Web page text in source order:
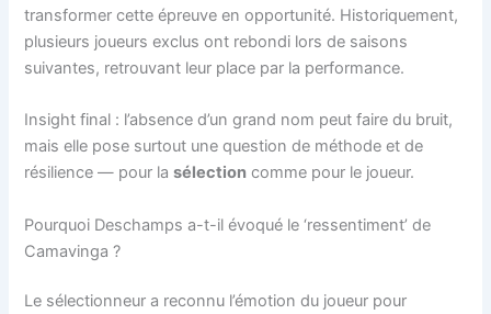
transformer cette épreuve en opportunité. Historiquement,
plusieurs joueurs exclus ont rebondi lors de saisons
suivantes, retrouvant leur place par la performance.
Insight final : l’absence d’un grand nom peut faire du bruit,
mais elle pose surtout une question de méthode et de
résilience — pour lasélection comme pour le joueur.
Pourquoi Deschamps a-t-il évoqué le ‘ressentiment’ de
Camavinga ?
Le sélectionneur a reconnu l’émotion du joueur pour